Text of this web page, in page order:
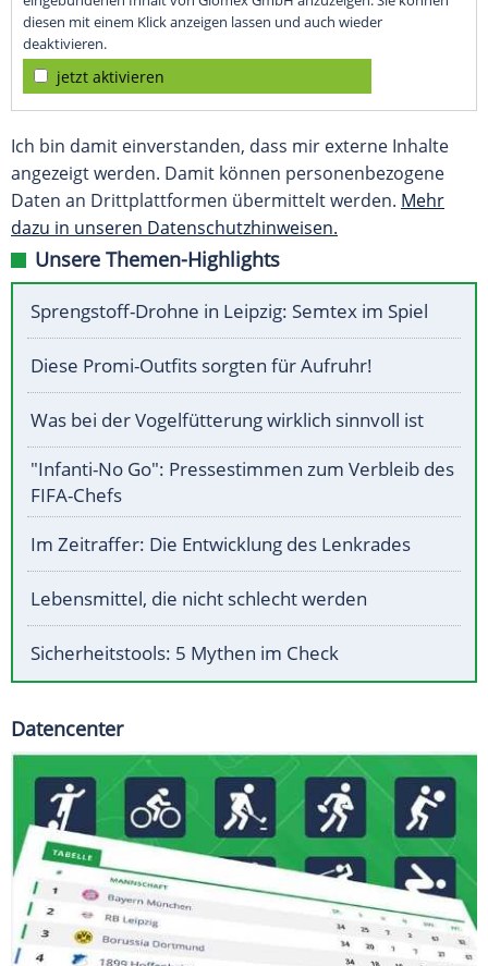
diesen mit einem Klick anzeigen lassen und auch wieder
deaktivieren.
jetzt aktivieren
Ich bin damit einverstanden, dass mir externe Inhalte
angezeigt werden. Damit können personenbezogene
Daten an Drittplattformen übermittelt werden. Mehr
dazu in unseren Datenschutzhinweisen.
Unsere Themen-Highlights
Sprengstoff-Drohne in Leipzig: Semtex im Spiel
Diese Promi-Outfits sorgten für Aufruhr!
Was bei der Vogelfütterung wirklich sinnvoll ist
"Infanti-No Go": Pressestimmen zum Verbleib des
FIFA-Chefs
Im Zeitraffer: Die Entwicklung des Lenkrades
Lebensmittel, die nicht schlecht werden
Sicherheitstools: 5 Mythen im Check
Datencenter